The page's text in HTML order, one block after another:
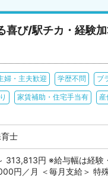
び/駅チカ・経験
婦・主夫歓迎 学歴不問 ブ
家賃補助・住宅手当有 産
士
313,813円 ※給与幅は経
円／月 ＜毎月支給＞ 特